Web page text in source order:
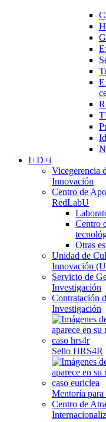
I+D+i
Vicegerencia
Innovación
Centro de
RedLabU
Centro
Otras
Unidad de
Innovación
Servicio de
Investigación
Contratación
Investigación
Sello HRS4R
Mentoría
Centro de